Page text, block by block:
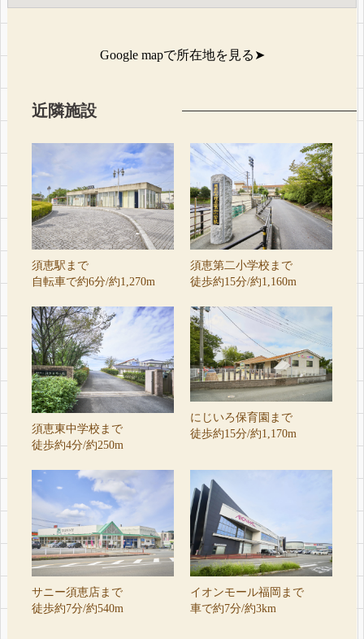
Google mapで所在地を見る ➤
近隣施設
須恵駅まで
自転車で約6分/約1,270m
須恵第二小学校まで
徒歩約15分/約1,160m
須恵東中学校まで
徒歩約4分/約250m
にじいろ保育園まで
徒歩約15分/約1,170m
サニー須恵店まで
徒歩約7分/約540m
イオンモール福岡まで
車で約7分/約3km